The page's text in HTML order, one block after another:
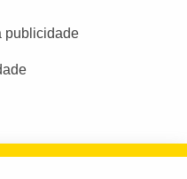
publicidade